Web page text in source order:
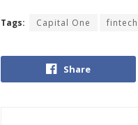
Tags: Capital One fintech
Share